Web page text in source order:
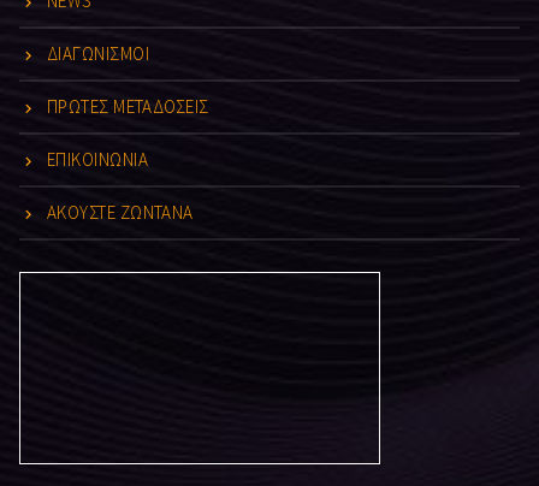
ΔΙΑΓΩΝΙΣΜΟΙ
ΠΡΩΤΕΣ ΜΕΤΑΔΟΣΕΙΣ
ΕΠΙΚΟΙΝΩΝΙΑ
ΑΚΟΥΣΤΕ ΖΩΝΤΑΝΑ